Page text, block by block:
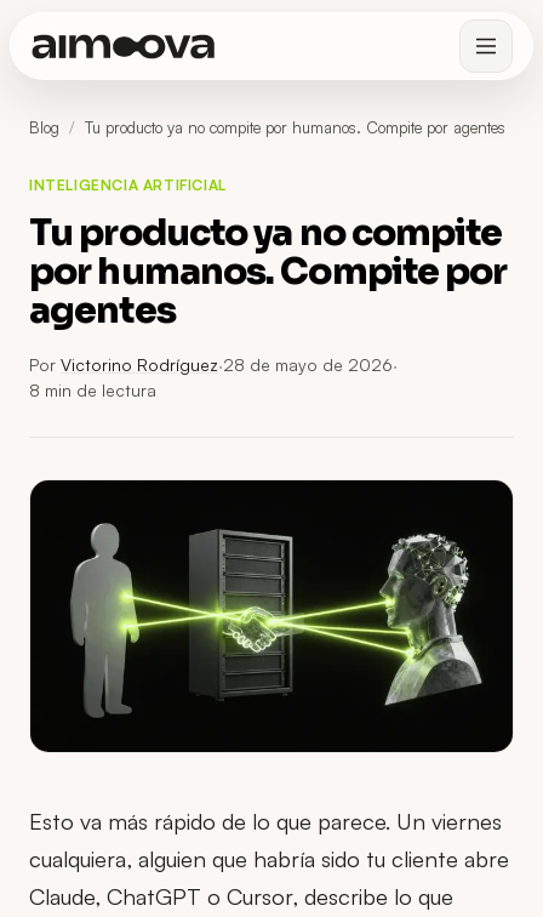
Blog / Tu producto ya no compite por humanos. Compite por agentes
INTELIGENCIA ARTIFICIAL
Tu producto ya no compite
por humanos. Compite por
agentes
Por Victorino Rodríguez·28 de mayo de 2026·
8 min de lectura
Esto va más rápido de lo que parece. Un viernes
cualquiera, alguien que habría sido tu cliente abre
Claude, ChatGPT o Cursor, describe lo que